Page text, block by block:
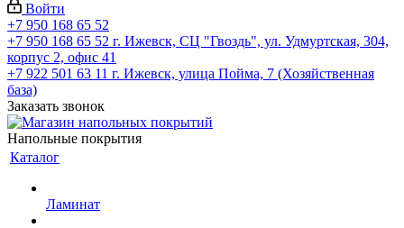
Войти
+7 950 168 65 52
+7 950 168 65 52 г. Ижевск, СЦ "Гвоздь", ул. Удмуртская, 304,
корпус 2, офис 41
+7 922 501 63 11 г. Ижевск, улица Пойма, 7 (Хозяйственная
база)
Заказать звонок
Напольные покрытия
Каталог
Ламинат